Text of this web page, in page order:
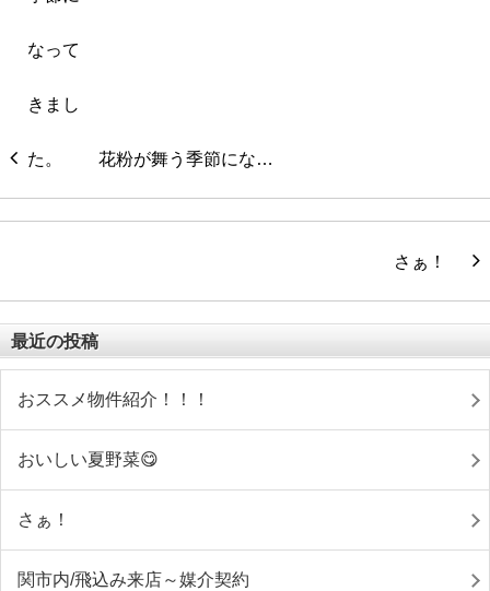
花粉が舞う季節にな…
さぁ！
最近の投稿
おススメ物件紹介！！！
おいしい夏野菜😋
さぁ！
関市内/飛込み来店～媒介契約